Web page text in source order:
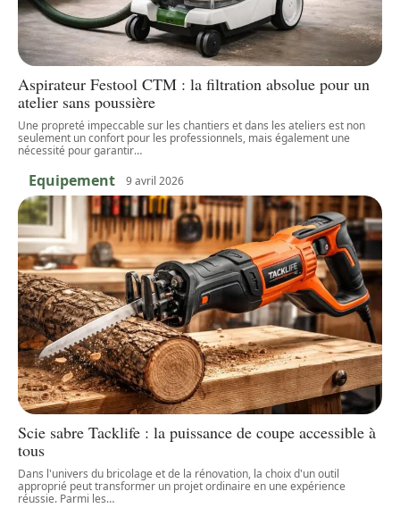
Aspirateur Festool CTM : la filtration absolue pour un
atelier sans poussière
Une propreté impeccable sur les chantiers et dans les ateliers est non
seulement un confort pour les professionnels, mais également une
nécessité pour garantir…
Equipement 9 avril 2026
Scie sabre Tacklife : la puissance de coupe accessible à
tous
Dans l'univers du bricolage et de la rénovation, la choix d'un outil
approprié peut transformer un projet ordinaire en une expérience
réussie. Parmi les…